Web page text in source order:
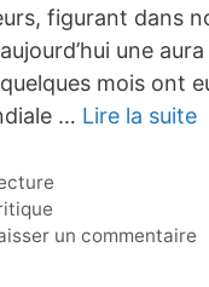
figurant dans
une
mois ont
… Lire la suite
un commentaire